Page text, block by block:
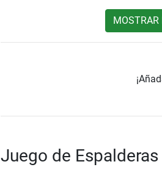
MOSTRAR
Juego de